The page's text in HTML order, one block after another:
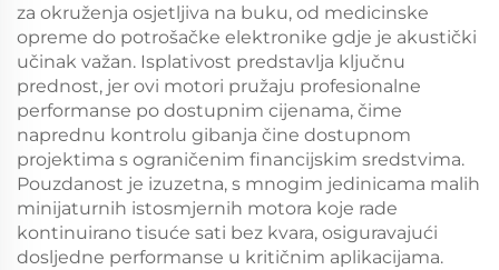
za okruženja osjetljiva na buku, od medicinske
opreme do potrošačke elektronike gdje je akustički
učinak važan. Isplativost predstavlja ključnu
prednost, jer ovi motori pružaju profesionalne
performanse po dostupnim cijenama, čime
naprednu kontrolu gibanja čine dostupnom
projektima s ograničenim financijskim sredstvima.
Pouzdanost je izuzetna, s mnogim jedinicama malih
minijaturnih istosmjernih motora koje rade
kontinuirano tisuće sati bez kvara, osiguravajući
dosljedne performanse u kritičnim aplikacijama.